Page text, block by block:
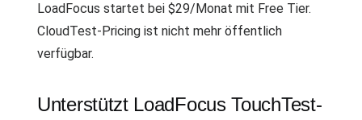
LoadFocus startet bei $29/Monat mit Free Tier.
CloudTest-Pricing ist nicht mehr öffentlich
verfügbar.
Unterstützt LoadFocus TouchTest-